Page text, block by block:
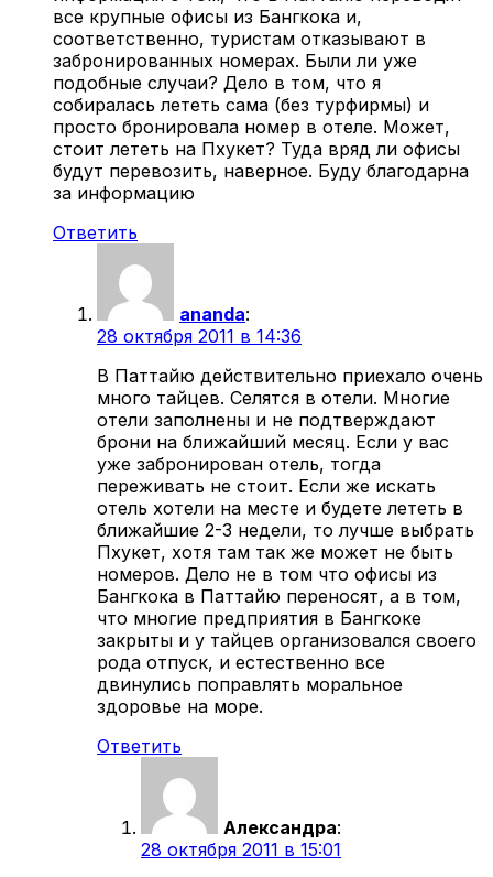
все крупные офисы из Бангкока и,
соответственно, туристам отказывают в
забронированных номерах. Были ли уже
подобные случаи? Дело в том, что я
собиралась лететь сама (без турфирмы) и
просто бронировала номер в отеле. Может,
стоит лететь на Пхукет? Туда вряд ли офисы
будут перевозить, наверное. Буду благодарна
за информацию
Ответить
ananda:
28 октября 2011 в 14:36
В Паттайю действительно приехало очень
много тайцев. Селятся в отели. Многие
отели заполнены и не подтверждают
брони на ближайший месяц. Если у вас
уже забронирован отель, тогда
переживать не стоит. Если же искать
отель хотели на месте и будете лететь в
ближайшие 2-3 недели, то лучше выбрать
Пхукет, хотя там так же может не быть
номеров. Дело не в том что офисы из
Бангкока в Паттайю переносят, а в том,
что многие предприятия в Бангкоке
закрыты и у тайцев организовался своего
рода отпуск, и естественно все
двинулись поправлять моральное
здоровье на море.
Ответить
Александра:
28 октября 2011 в 15:01